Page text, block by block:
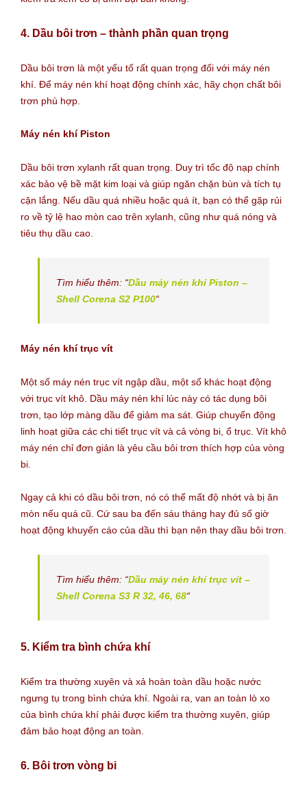
4. Dầu bôi trơn – thành phần quan trọng
Dầu bôi trơn là một yếu tố rất quan trọng đối với máy nén
khí. Để máy nén khí hoạt động chính xác, hãy chọn chất bôi
trơn phù hợp.
Máy nén khí Piston
Dầu bôi trơn xylanh rất quan trọng. Duy trì tốc độ nạp chính
xác bảo vệ bề mặt kim loại và giúp ngăn chặn bùn và tích tụ
cặn lắng. Nếu dầu quá nhiều hoặc quá ít, bạn có thể gặp rủi
ro về tỷ lệ hao mòn cao trên xylanh, cũng như quá nóng và
tiêu thụ dầu cao.
Tìm hiểu thêm: “Dầu máy nén khí Piston –
Shell Corena S2 P100“
Máy nén khí trục vít
Một số máy nén trục vít ngập dầu, một số khác hoạt động
với trục vít khô. Dầu máy nén khí lúc này có tác dụng bôi
trơn, tạo lớp màng dầu để giảm ma sát. Giúp chuyển động
linh hoạt giữa các chi tiết trục vít và cả vòng bi, ổ trục. Vít khô
máy nén chỉ đơn giản là yêu cầu bôi trơn thích hợp của vòng
bi.
Ngay cả khi có dầu bôi trơn, nó có thể mất độ nhớt và bị ăn
mòn nếu quá cũ. Cứ sau ba đến sáu tháng hay đủ số giờ
hoạt động khuyến cáo của dầu thì bạn nên thay dầu bôi trơn.
Tìm hiểu thêm: “Dầu máy nén khí trục vít –
Shell Corena S3 R 32, 46, 68“
5. Kiểm tra bình chứa khí
Kiểm tra thường xuyên và xả hoàn toàn dầu hoặc nước
ngưng tụ trong bình chứa khí. Ngoài ra, van an toàn lò xo
của bình chứa khí phải được kiểm tra thường xuyên, giúp
đảm bảo hoạt động an toàn.
6. Bôi trơn vòng bi